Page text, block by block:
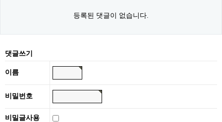
등록된 댓글이 없습니다.
댓글쓰기
이름
비밀번호
비밀글사용